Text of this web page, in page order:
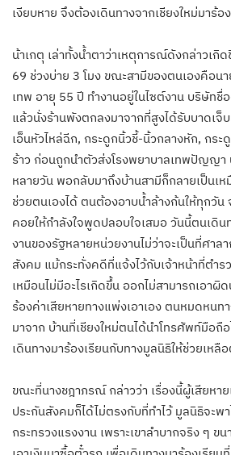
เงียบหาย จึงต้องเดินทางจากเชียงใหม่มาร้อ
น้าเกตุ เล่าทั้งน้ำตาว่าเหตุการณ์ดังกล่าวเกิ
69 ช่วงบ่าย 3 โมง ขณะสามีของตนเองคือน
เทพ อายุ 55 ปี ทำงานอยู่ในไซต์งาน บริษัทชื่
แล้วนั่งร้านพังตกลงมาจากที่สูงได้รับบาดเจ็
เอ็นหัวไหล่ฉีก, กระดูกนิ้วชี้-นิ้วกลางหัก, กระ
ร้าว ก่อนถูกนำตัวส่งโรงพยาบาลเทพปัญญ
หลายวัน พอกลับมาถึงบ้านสามีก็กลายเป็นเ
ช่วยตนเองได้ ตนต้องอาบน้ำล้างก้นให้ทุกวั
คอยให้กำลังใจพูดปลอบใจเสมอ วันนี้ตนเดิน
งานของรัฐหลายหน่วยงานไม่ว่าจะเป็นที่ศาล
สังคม แม้กระทั่งคดีที่แจ้งไว้กับเจ้าหน้าที่ตำร
เหมือนไม่มีอะไรเกิดขึ้น ออกไม่สามารถเอาผิ
ร้องค่าเสียหายทางแพ่งเอาเอง ตนหมดหนท
มาจาก บ้านที่เชียงใหม่ตนได้นำโทรศัพท์มือถื
เดินทางมาร้องเรียนกับทางมูลนิธิให้ช่วยเหลื
ขณะที่นางชฎาภรณ์ กล่าวว่า เรื่องนี้ผู้เสียหา
ประกันสังคมก็ได้ไม่ตรงกับที่ทำไว้ มูลนิธิจะพ
กระทรวงแรงงาน เพราะเขาลำบากจริง ๆ ข